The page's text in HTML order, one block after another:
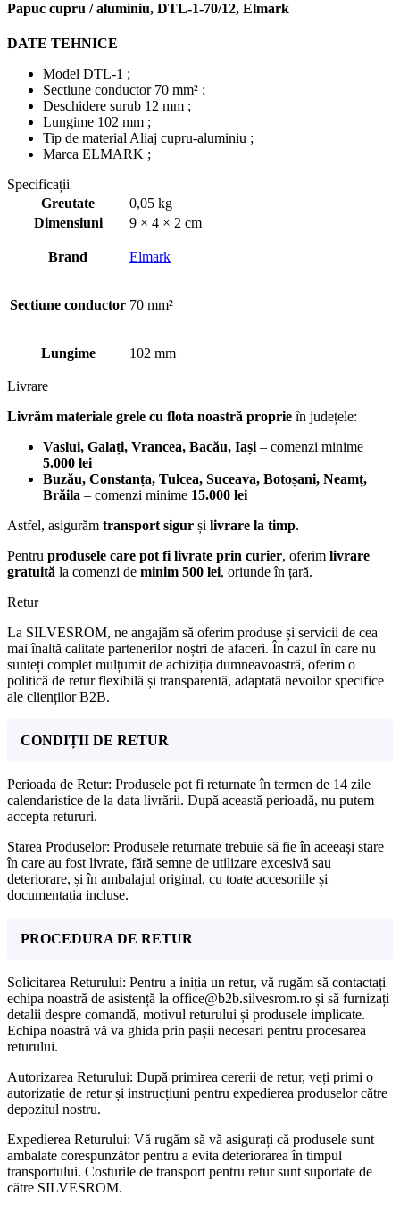
Papuc cupru / aluminiu, DTL-1-70/12, Elmark
DATE TEHNICE
Model DTL-1 ;
Sectiune conductor 70 mm² ;
Deschidere surub 12 mm ;
Lungime 102 mm ;
Tip de material Aliaj cupru-aluminiu ;
Marca ELMARK ;
Specificații
Greutate
0,05 kg
Dimensiuni
9 × 4 × 2 cm
Brand Elmark
Sectiune conductor 70 mm²
Lungime 102 mm
Livrare
Livrăm materiale grele cu flota noastră proprieîn județele:
Vaslui, Galați, Vrancea, Bacău, Iași– comenzi minime
5.000 lei
Buzău, Constanța, Tulcea, Suceava, Botoșani, Neamț,
Brăila – comenzi minime 15.000 lei
Astfel, asigurăm transport sigur și livrare la timp.
Pentru produsele care pot fi livrate prin curier, oferim livrare
gratuită la comenzi de minim 500 lei, oriunde în țară.
Retur
La SILVESROM, ne angajăm să oferim produse și servicii de cea
mai înaltă calitate partenerilor noștri de afaceri. În cazul în care nu
sunteți complet mulțumit de achiziția dumneavoastră, oferim o
politică de retur flexibilă și transparentă, adaptată nevoilor specifice
ale clienților B2B.
CONDIȚII DE RETUR
Perioada de Retur: Produsele pot fi returnate în termen de 14 zile
calendaristice de la data livrării. După această perioadă, nu putem
accepta retururi.
Starea Produselor: Produsele returnate trebuie să fie în aceeași stare
în care au fost livrate, fără semne de utilizare excesivă sau
deteriorare, și în ambalajul original, cu toate accesoriile și
documentația incluse.
PROCEDURA DE RETUR
Solicitarea Returului: Pentru a iniția un retur, vă rugăm să contactați
echipa noastră de asistență la office@b2b.silvesrom.ro și să furnizați
detalii despre comandă, motivul returului și produsele implicate.
Echipa noastră vă va ghida prin pașii necesari pentru procesarea
returului.
Autorizarea Returului: După primirea cererii de retur, veți primi o
autorizație de retur și instrucțiuni pentru expedierea produselor către
depozitul nostru.
Expedierea Returului: Vă rugăm să vă asigurați că produsele sunt
ambalate corespunzător pentru a evita deteriorarea în timpul
transportului. Costurile de transport pentru retur sunt suportate de
către SILVESROM.